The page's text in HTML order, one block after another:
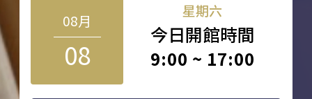
08月
08
星期六
今日開館時間
9:00 ~ 17:00